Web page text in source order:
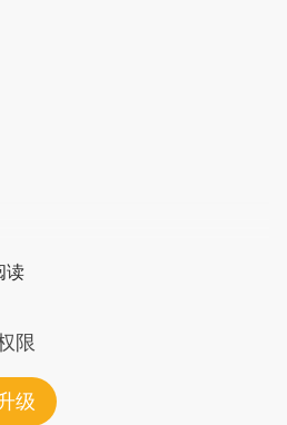
读
限
级